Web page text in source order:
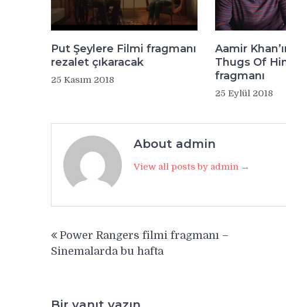
Put Şeylere Filmi fragmanı
rezalet çıkaracak
25 Kasım 2018
Aamir
Thugs Of
fragmanı
25 Eylül 2018
About admin
View all posts by admin →
gezinmesi
Power Rangers filmi fragmanı –
Sinemalarda bu hafta